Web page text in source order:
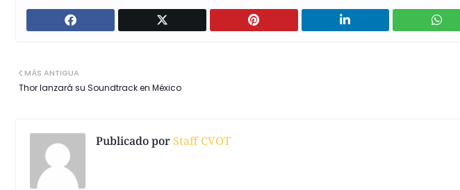
MÁS ANTIGUA
Thor lanzará su Soundtrack en México
Publicado porStaff CVOT